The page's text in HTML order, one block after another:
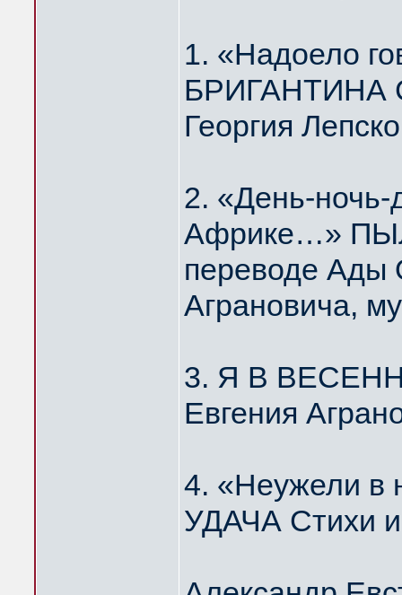
1. «Надоело
БРИГАНТИНА
Георгия
2. «День-
Африке…»
переводе Ады
Аграновича,
3. Я В
Евгения
4. «Неужели
УДАЧА Стихи и